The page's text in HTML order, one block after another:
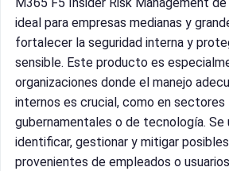
ideal para empresas medianas y
fortalecer la seguridad interna y
sensible. Este producto es
organizaciones donde el manejo
internos es crucial, como en sectores
gubernamentales o de tecnología. Se
identificar, gestionar y mitigar
provenientes de empleados o